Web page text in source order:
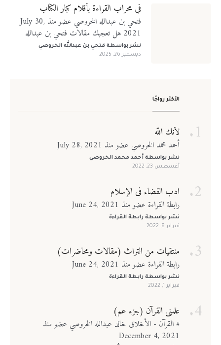
في محراب القراءة بأقلام كبار الكتّاب
فتحي بن عبدالله الخروصي عضو منذ July 30,
2021 هل تعجبك مقالات فتحي بن عبدالله
الخروصي؟ تابعني على منصات التواصل الإجتماعي
نشر بواسطةفتحي بن عبدالله الخروصي
ديسمبر 26, 2025
الأكثر رواجًا
لأنك الله
أحمد محمد الخروصي عضو منذ July 28, 2021
نشر بواسطة أحمد محمد الخروصي
أغسطس 23, 2022
أدب القضاء في الإسلام
رابطة القراءة عضو منذ June 24, 2021
نشر بواسطة رابطة القراءة
فبراير 8, 2022
منتقيات من التراث (مقالات ومحاضرات)
رابطة القراءة عضو منذ June 24, 2021
نشر بواسطة رابطة القراءة
فبراير 1, 2022
علمني القرآن (جزء عم)
# القرآن - الأخلاق خالد عبدالله الخروصي عضو منذ
December 4, 2021